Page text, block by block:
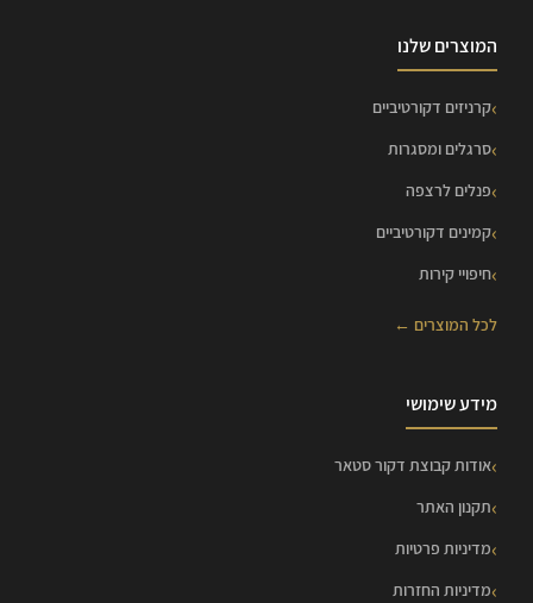
המוצרים שלנו
קרניזים דקורטיביים
סרגלים ומסגרות
פנלים לרצפה
קמינים דקורטיביים
חיפויי קירות
לכל המוצרים ←
מידע שימושי
אודות קבוצת דקור סטאר
תקנון האתר
מדיניות פרטיות
מדיניות החזרות